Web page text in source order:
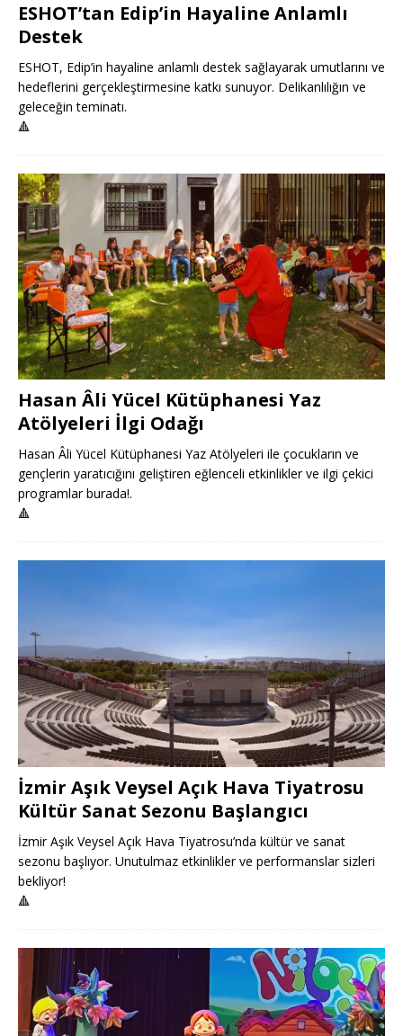
ESHOT’tan Edip’in Hayaline Anlamlı
Destek
ESHOT, Edip’in hayaline anlamlı destek sağlayarak umutlarını ve
hedeflerini gerçekleştirmesine katkı sunuyor. Delikanlılığın ve
geleceğin teminatı.
🔺
Hasan Âli Yücel Kütüphanesi Yaz
Atölyeleri İlgi Odağı
Hasan Âli Yücel Kütüphanesi Yaz Atölyeleri ile çocukların ve
gençlerin yaratıcığını geliştiren eğlenceli etkinlikler ve ilgi çekici
programlar burada!.
🔺
İzmir Aşık Veysel Açık Hava Tiyatrosu
Kültür Sanat Sezonu Başlangıcı
İzmir Aşık Veysel Açık Hava Tiyatrosu’nda kültür ve sanat
sezonu başlıyor. Unutulmaz etkinlikler ve performanslar sizleri
bekliyor!
🔺